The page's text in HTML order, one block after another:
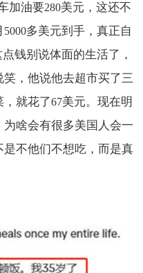
加油要280美元，这还不
5000多美元到手，真正自
钱别说体面的生活了，
，他说他去超市买了三
就花了67美元。现在明
啥会有很多美国人会一
不他们不想吃，而是真